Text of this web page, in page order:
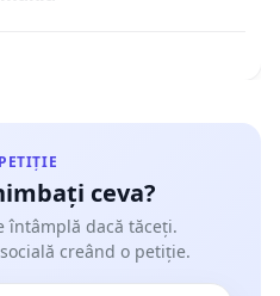
ceva?
întâmplă dacă tăceți.
creând o petiție.